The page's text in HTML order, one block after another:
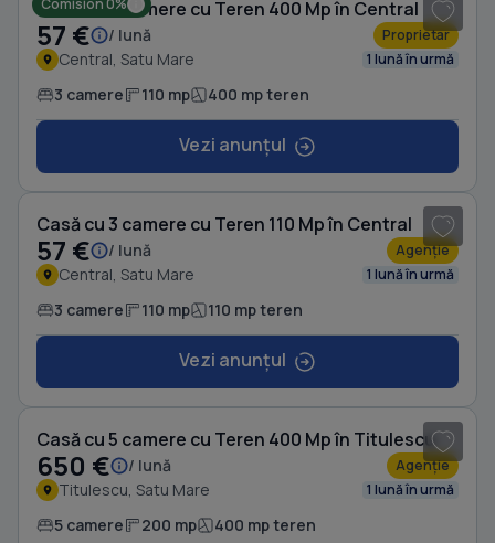
Comision 0%
Casă cu 3 camere cu Teren 400 Mp în Central
57 € / lună Proprietar
Central, Satu Mare 1 lună în urmă
3 camere 110 mp 400 mp teren
Vezi anunțul
Casă cu 3 camere cu Teren 110 Mp în Central
57 € / lună Agenție
Central, Satu Mare 1 lună în urmă
3 camere 110 mp 110 mp teren
Vezi anunțul
Casă cu 5 camere cu Teren 400 Mp în Titulescu
650 € / lună Agenție
Titulescu, Satu Mare 1 lună în urmă
5 camere 200 mp 400 mp teren